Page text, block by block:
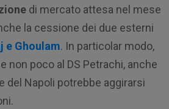
di mercato attesa nel mese
la cessione dei due esterni
e Ghoulam. In particolar modo,
non poco al DS Petrachi, anche
del Napoli potrebbe aggirarsi